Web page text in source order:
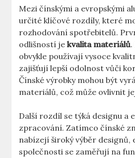
Mezi čínskými a evropskými
určité klíčové rozdíly, které
rozhodování spotřebitelů.
odlišností jekvalita materiálů.
obvykle používají vysoce
zajišťují lepší odolnost vůči
Čínské výrobky mohou být
materiálů, což může ovlivnit
Další rozdíl se týká designu a
zpracování. Zatímco čínské
nabízejí široký výběr designů,
společnosti se zaměřují na